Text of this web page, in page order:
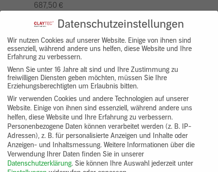
687,50 €
VK5
875,01 €
VK7
625,00 €
Gruppenprodukt
yosima_designputz_bigb
Datenschutzeinstellungen
Wir nutzen Cookies auf unserer Website. Einige von ihnen sind
essenziell, während andere uns helfen, diese Website und Ihre
Erfahrung zu verbessern.
Wenn Sie unter 16 Jahre alt sind und Ihre Zustimmung zu
freiwilligen Diensten geben möchten, müssen Sie Ihre
Erziehungsberechtigten um Erlaubnis bitten.
Wir verwenden Cookies und andere Technologien auf unserer
Website. Einige von ihnen sind essenziell, während andere uns
helfen, diese Website und Ihre Erfahrung zu verbessern.
Personenbezogene Daten können verarbeitet werden (z. B. IP-
Adressen), z. B. für personalisierte Anzeigen und Inhalte oder
Anzeigen- und Inhaltsmessung. Weitere Informationen über die
Verwendung Ihrer Daten finden Sie in unserer
Datenschutzerklärung. Sie können Ihre Auswahl jederzeit unter